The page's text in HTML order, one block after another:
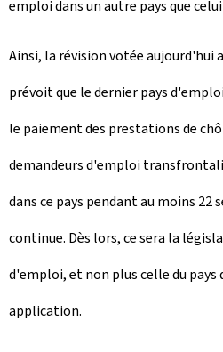
emploi dans un autre pays que
Ainsi, la révision votée aujourd'hui
prévoit que le dernier pays
le paiement des prestations de
demandeurs d'emploi
dans ce pays pendant au moins 22
continue. Dès lors, ce sera la
d'emploi, et non plus celle du pays
application.